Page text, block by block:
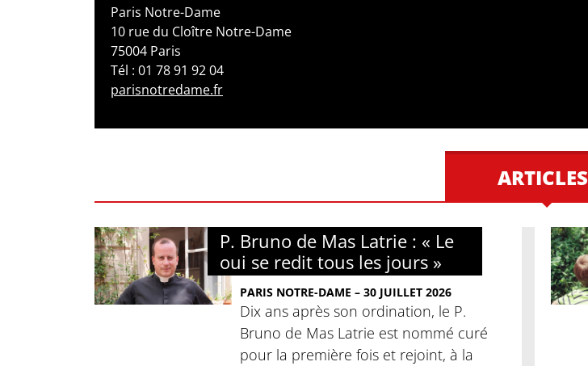
Paris Notre-Dame
10 rue du Cloître Notre-Dame
75004 Paris
Tél : 01 78 91 92 04
parisnotredame.fr
ARTICLES
P. Bruno de Mas Latrie : « Le
oui se redit tous les jours »
PARIS NOTRE-DAME – 30 JUILLET 2026
Dix ans après son ordination, le P.
Bruno de Mas Latrie est nommé curé
pour la première fois et rejoint, à la